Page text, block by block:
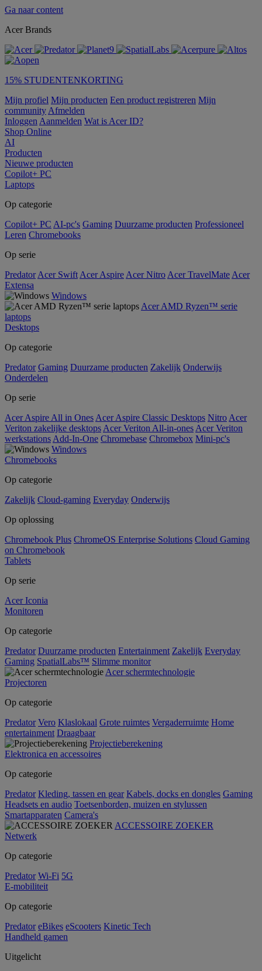
Ga naar content
Acer Brands
15% STUDENTENKORTING
Mijn profiel Mijn producten Een product registreren Mijn
community Afmelden
Inloggen Aanmelden Wat is Acer ID?
Shop Online
AI
Producten
Nieuwe producten
Copilot+ PC
Laptops
Op categorie
Copilot+ PC AI-pc's Gaming Duurzame producten Professioneel
Leren Chromebooks
Op serie
Predator Acer Swift Acer Aspire Acer Nitro Acer TravelMate Acer
Extensa
Windows
Acer AMD Ryzen™ serie
laptops
Desktops
Op categorie
Predator Gaming Duurzame producten Zakelijk Onderwijs
Onderdelen
Op serie
Acer Aspire All in Ones Acer Aspire Classic Desktops Nitro Acer
Veriton zakelijke desktops Acer Veriton All-in-ones Acer Veriton
werkstations Add-In-One Chromebase Chromebox Mini-pc's
Windows
Chromebooks
Op categorie
Zakelijk Cloud-gaming Everyday Onderwijs
Op oplossing
Chromebook Plus ChromeOS Enterprise Solutions Cloud Gaming
on Chromebook
Tablets
Op serie
Acer Iconia
Monitoren
Op categorie
Predator Duurzame producten Entertainment Zakelijk Everyday
Gaming SpatialLabs™ Slimme monitor
Acer schermtechnologie
Projectoren
Op categorie
Predator Vero Klaslokaal Grote ruimtes Vergaderruimte Home
entertainment Draagbaar
Projectieberekening
Elektronica en accessoires
Op categorie
Predator Kleding, tassen en gear Kabels, docks en dongles Gaming
Headsets en audio Toetsenborden, muizen en stylussen
Smartapparaten Camera's
ACCESSOIRE ZOEKER
Netwerk
Op categorie
Predator Wi-Fi 5G
E-mobiliteit
Op categorie
Predator eBikes eScooters Kinetic Tech
Handheld gamen
Uitgelicht